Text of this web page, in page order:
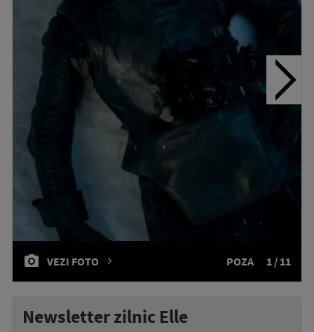
VEZI FOTO POZA 1 / 11
Newsletter zilnic Elle